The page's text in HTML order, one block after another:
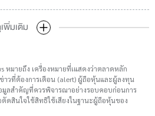
พิ่มเติม
หมายถึง เครื่องหมายที่เแสดงว่าตลาดหลัก
าวที่ต้องการเตือน (alert) ผู้ถือหุ้นและผู้ลงทุน
มูลสำคัญที่ควรพิจารณาอย่างรอบคอบก่อนการ
ดสินใจใช้สิทธิใช้เสียงในฐานะผู้ถือหุ้นของ